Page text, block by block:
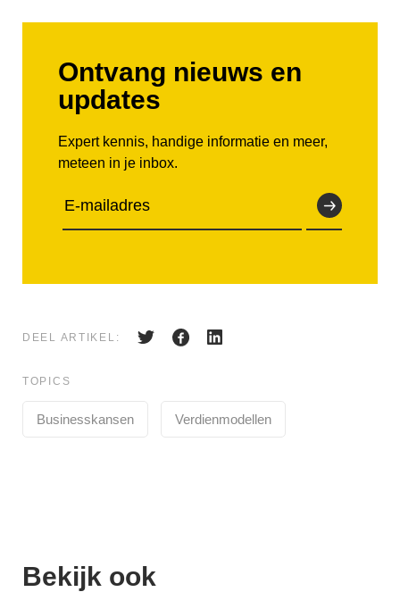
Ontvang nieuws en
updates
Expert kennis, handige informatie en meer,
meteen in je inbox.
DEEL ARTIKEL:
TOPICS
Businesskansen Verdienmodellen
Bekijk ook